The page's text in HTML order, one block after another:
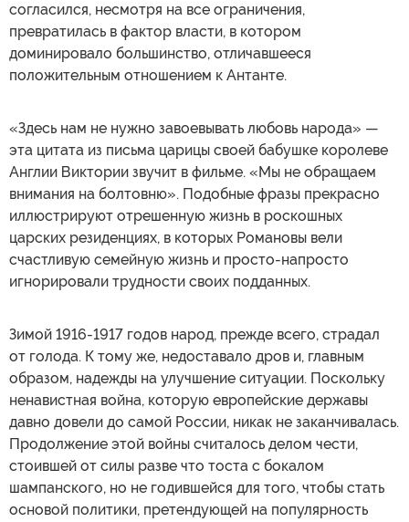
согласился, несмотря на все ограничения,
превратилась в фактор власти, в котором
доминировало большинство, отличавшееся
положительным отношением к Антанте.
«Здесь нам не нужно завоевывать любовь народа» —
эта цитата из письма царицы своей бабушке королеве
Англии Виктории звучит в фильме. «Мы не обращаем
внимания на болтовню». Подобные фразы прекрасно
иллюстрируют отрешенную жизнь в роскошных
царских резиденциях, в которых Романовы вели
счастливую семейную жизнь и просто-напросто
игнорировали трудности своих подданных.
Зимой 1916-1917 годов народ, прежде всего, страдал
от голода. К тому же, недоставало дров и, главным
образом, надежды на улучшение ситуации. Поскольку
ненавистная война, которую европейские державы
давно довели до самой России, никак не заканчивалась.
Продолжение этой войны считалось делом чести,
стоившей от силы разве что тоста с бокалом
шампанского, но не годившейся для того, чтобы стать
основой политики, претендующей на популярность